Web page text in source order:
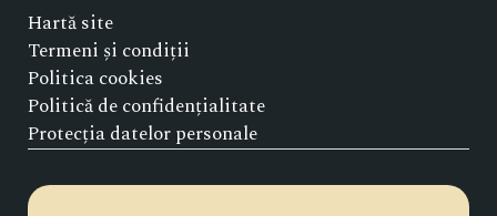
Hartă site
Termeni și condiții
Politica cookies
Politică de confidențialitate
Protecția datelor personale